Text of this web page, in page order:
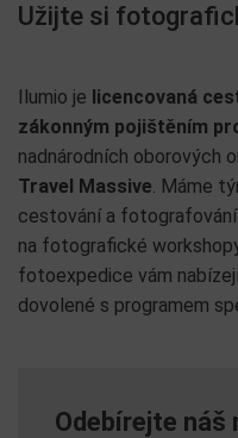
Užijte si
Ilumio je licencovaná
zákonným pojištěním
nadnárodních oborových
Travel Massive. Máme
cestování a
na fotografické
fotoexpedice vám
dovolené s programem
Odebírejte náš